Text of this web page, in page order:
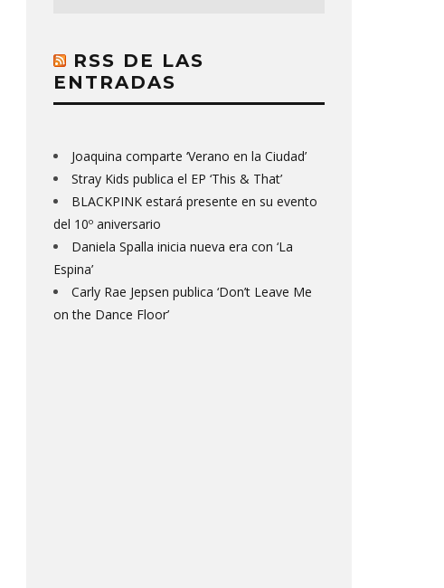
RSS DE LAS
ENTRADAS
Joaquina comparte ‘Verano en la Ciudad’
Stray Kids publica el EP ‘This & That’
BLACKPINK estará presente en su evento
del 10º aniversario
Daniela Spalla inicia nueva era con ‘La
Espina’
Carly Rae Jepsen publica ‘Don’t Leave Me
on the Dance Floor’